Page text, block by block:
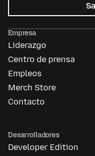
Empresa
Liderazgo
Centro de prensa
Empleos
Merch Store
Contacto
Desarrolladores
Developer Edition